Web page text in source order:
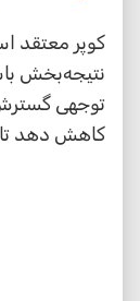
کوپر معتقد
نتیجه‌بخش
توجهی گسترش
کاهش دهد تا